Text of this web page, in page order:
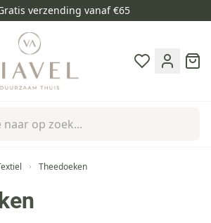
verzending vanaf €65
Cart
Theedoeken